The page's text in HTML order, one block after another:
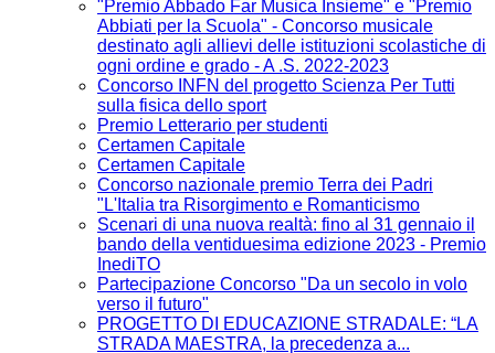
"Premio Abbado Far Musica Insieme" e "Premio
Abbiati per la Scuola" - Concorso musicale
destinato agli allievi delle istituzioni scolastiche di
ogni ordine e grado - A .S. 2022-2023
Concorso INFN del progetto Scienza Per Tutti
sulla fisica dello sport
Premio Letterario per studenti
Certamen Capitale
Certamen Capitale
Concorso nazionale premio Terra dei Padri
"L'Italia tra Risorgimento e Romanticismo
Scenari di una nuova realtà: fino al 31 gennaio il
bando della ventiduesima edizione 2023 - Premio
InediTO
Partecipazione Concorso "Da un secolo in volo
verso il futuro"
PROGETTO DI EDUCAZIONE STRADALE: “LA
STRADA MAESTRA, la precedenza a...